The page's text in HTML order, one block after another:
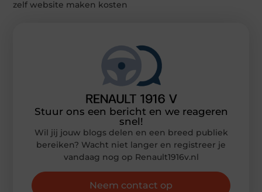
zelf website maken kosten
Stuur ons een bericht en we reageren
snel!
Wil jij jouw blogs delen en een breed publiek
bereiken? Wacht niet langer en registreer je
vandaag nog op Renault1916v.nl
Neem contact op